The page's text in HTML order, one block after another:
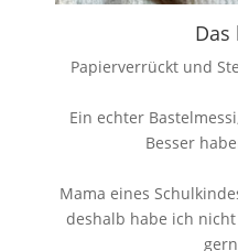
Das
Papierverrückt und
Ein echter
Besser
Mama eines
deshalb habe ich